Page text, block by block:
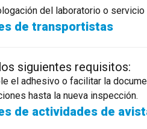
del laboratorio o servicio
de transportistas
siguientes requisitos:
el adhesivo o facilitar la
hasta la nueva inspección.
de actividades de